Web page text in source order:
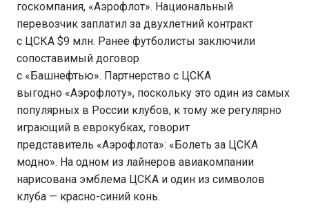
госкомпания, «Аэрофлот». Национальный
перевозчик заплатил за двухлетний контракт
с ЦСКА $9 млн. Ранее футболисты заключили
сопоставимый договор
с «Башнефтью». Партнерство с ЦСКА
выгодно «Аэрофлоту», поскольку это один из самых
популярных в России клубов, к тому же регулярно
играющий в еврокубках, говорит
представитель «Аэрофлота»: «Болеть за ЦСКА
модно». На одном из лайнеров авиакомпании
нарисована эмблема ЦСКА и один из символов
клуба — красно-синий конь.